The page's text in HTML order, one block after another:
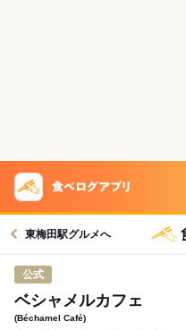
東梅田駅グルメへ
公式
ベシャメルカフェ
(Béchamel Café)